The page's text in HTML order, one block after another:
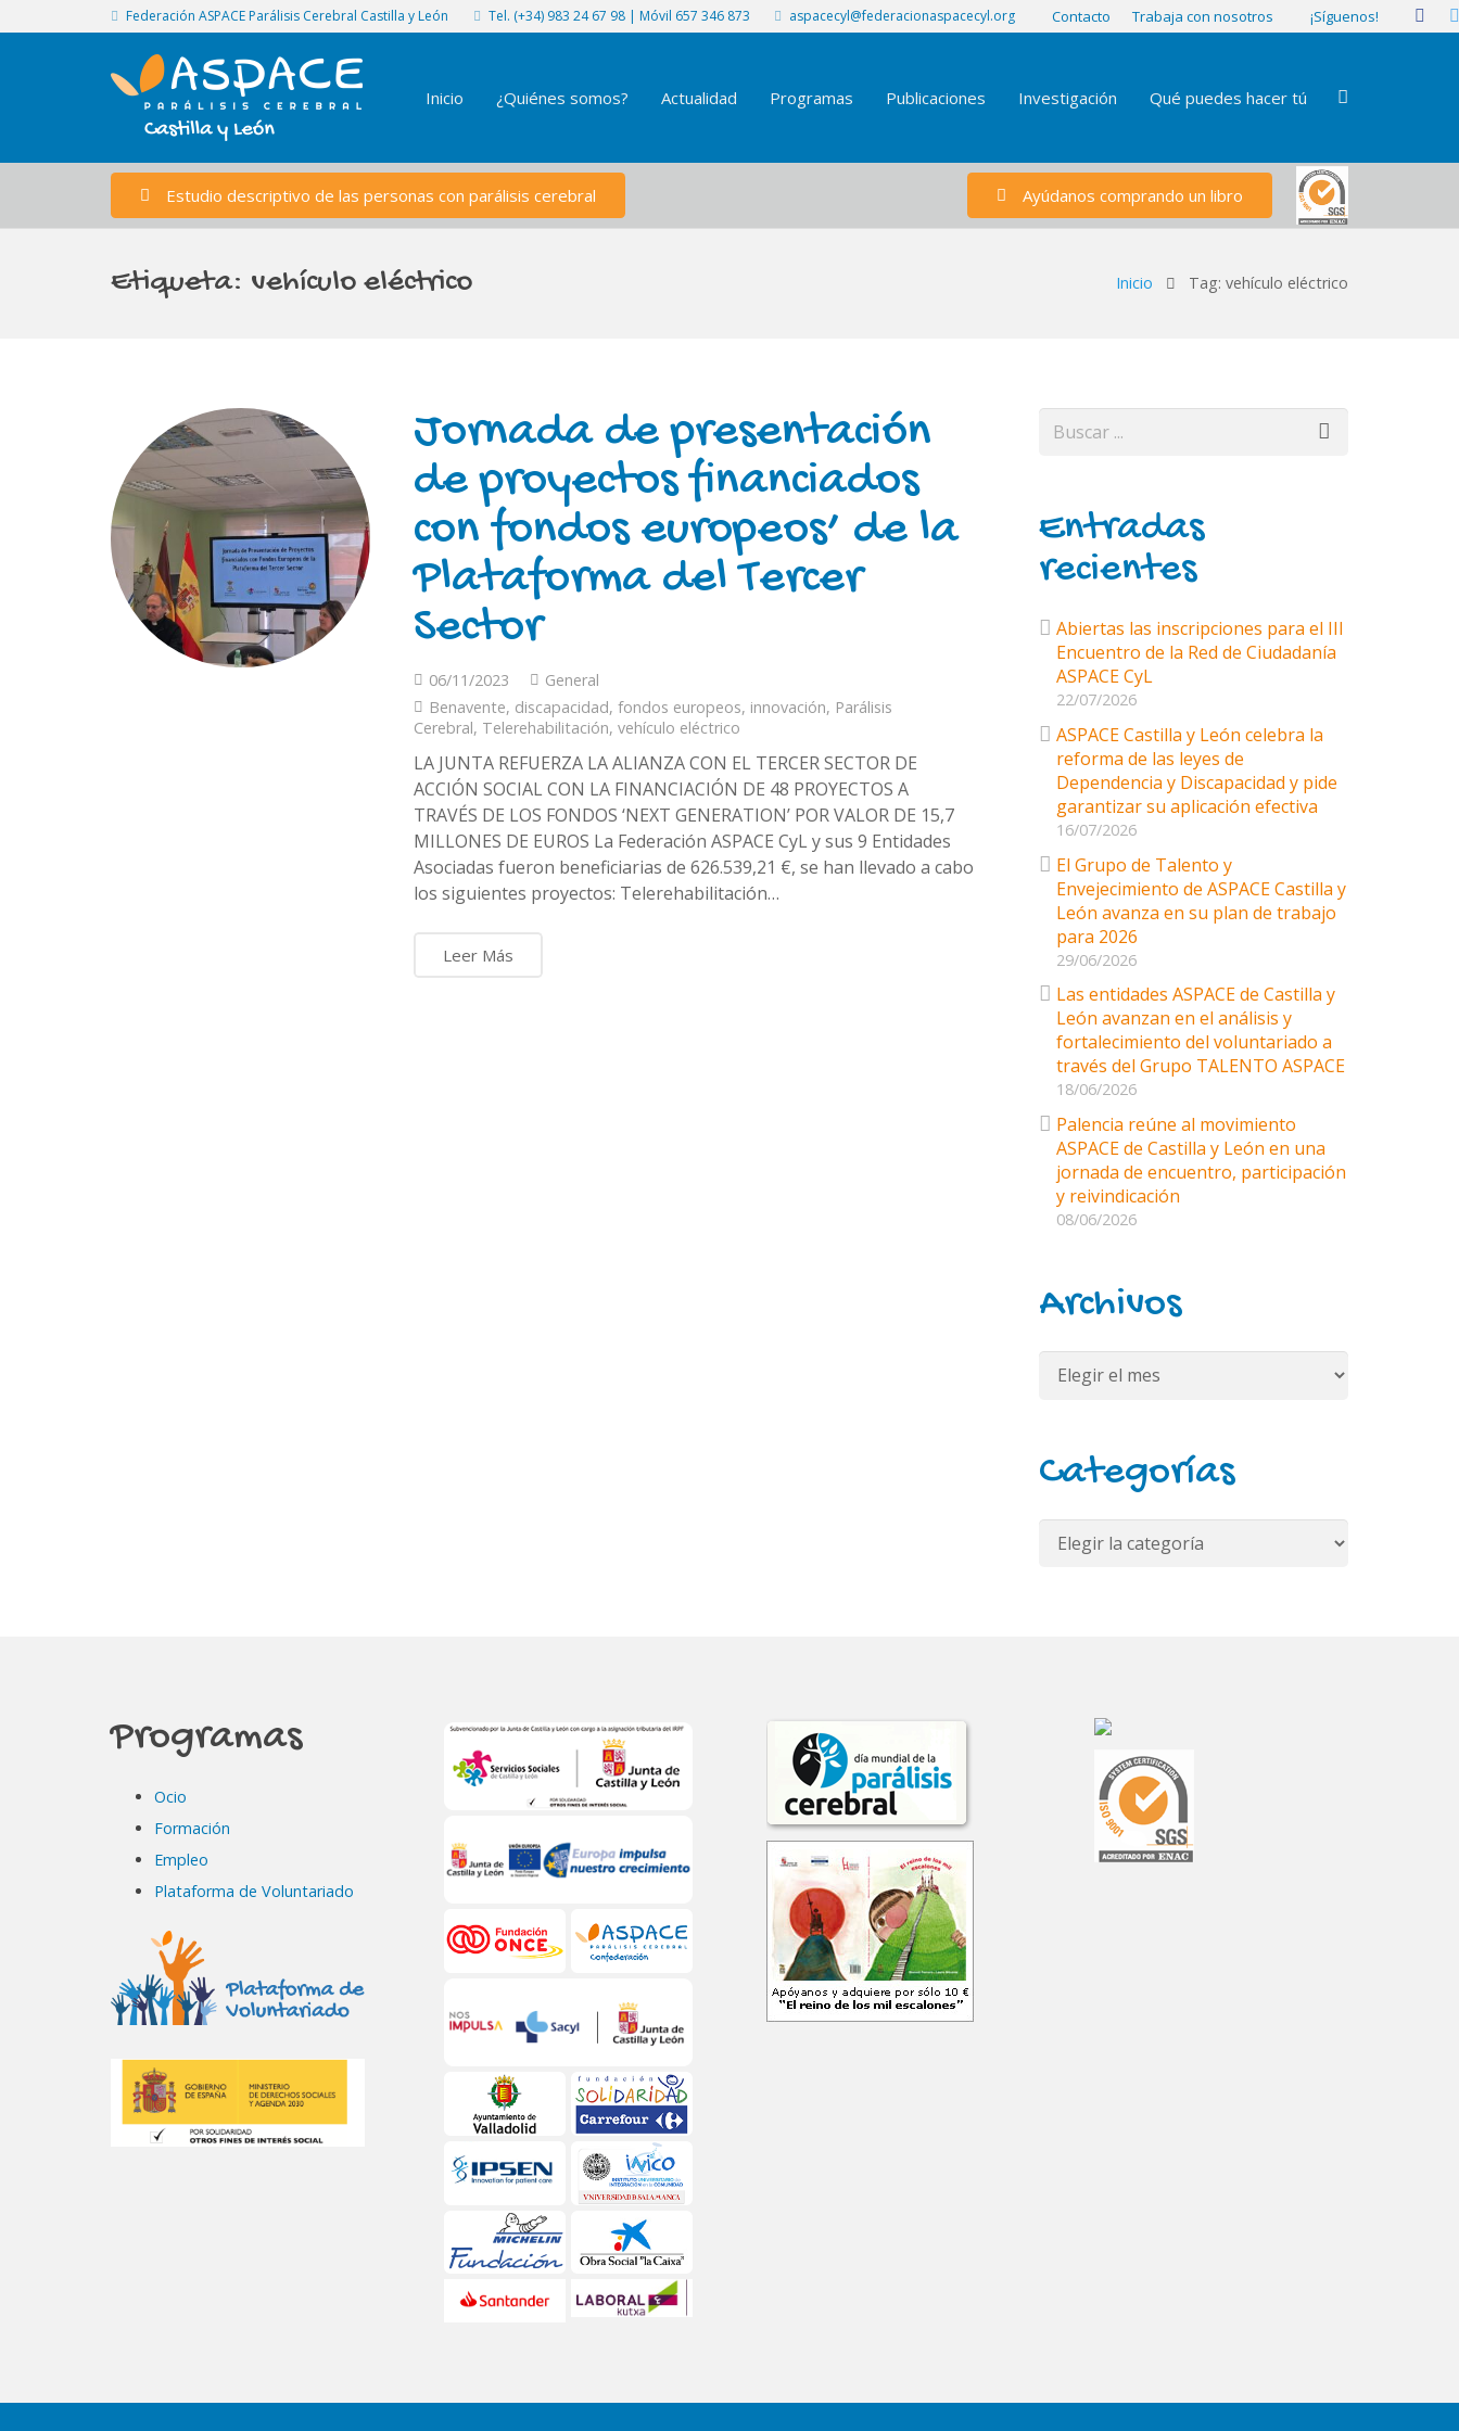
Federación ASPACE Parálisis Cerebral Castilla y León Tel. (+34) 983 24 67 98 | Móvil 657 346 873 aspacecyl@federacionaspacecyl.org Contacto Trabaja con nosotros ¡Síguenos!
Inicio ¿Quiénes somos? Actualidad Programas Publicaciones Investigación Qué puedes hacer tú
Estudio descriptivo de las personas con parálisis cerebral Ayúdanos comprando un libro
Etiqueta: vehículo eléctrico Inicio Tag: vehículo eléctrico
Jornada de presentación
de proyectos financiados
con fondos europeos’ de la
Plataforma del Tercer
Sector
06/11/2023
General
Benavente, discapacidad,fondos europeos, innovación, Parálisis
Cerebral, Telerehabilitación,vehículo eléctrico
LA JUNTA REFUERZA LA ALIANZA CON EL TERCER SECTOR DE
ACCIÓN SOCIAL CON LA FINANCIACIÓN DE 48 PROYECTOS A
TRAVÉS DE LOS FONDOS ‘NEXT GENERATION’ POR VALOR DE 15,7
MILLONES DE EUROS La Federación ASPACE CyL y sus 9 Entidades
Asociadas fueron beneficiarias de 626.539,21 €, se han llevado a cabo
los siguientes proyectos: Telerehabilitación…
Leer Más
Entradas
recientes
Abiertas las inscripciones para el III
Encuentro de la Red de Ciudadanía
ASPACE CyL
22/07/2026
ASPACE Castilla y León celebra la
reforma de las leyes de
Dependencia y Discapacidad y pide
garantizar su aplicación efectiva
16/07/2026
El Grupo de Talento y
Envejecimiento de ASPACE Castilla y
León avanza en su plan de trabajo
para 2026
29/06/2026
Las entidades ASPACE de Castilla y
León avanzan en el análisis y
fortalecimiento del voluntariado a
través del Grupo TALENTO ASPACE
18/06/2026
Palencia reúne al movimiento
ASPACE de Castilla y León en una
jornada de encuentro, participación
y reivindicación
08/06/2026
Archivos
Archivos
Categorías
Categorías
Programas
Ocio
Formación
Empleo
Plataforma de Voluntariado